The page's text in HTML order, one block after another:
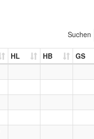
Suchen
HL HB GS